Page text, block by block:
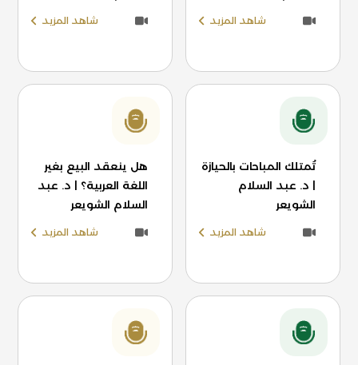
شاهد المزيد شاهد المزيد
تُمتلك المباحات بالحيازة
| د. عبد السلام
الشويعر
شاهد المزيد
هل ينعقد البيع بغير
اللغة العربية؟ | د. عبد
السلام الشويعر
شاهد المزيد